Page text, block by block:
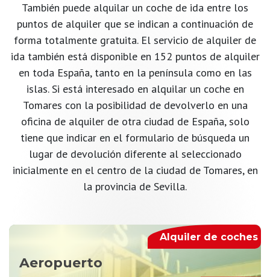
También puede alquilar un coche de ida entre los
puntos de alquiler que se indican a continuación de
forma totalmente gratuita. El servicio de alquiler de
ida también está disponible en 152 puntos de alquiler
en toda España, tanto en la península como en las
islas. Si está interesado en alquilar un coche en
Tomares con la posibilidad de devolverlo en una
oficina de alquiler de otra ciudad de España, solo
tiene que indicar en el formulario de búsqueda un
lugar de devolución diferente al seleccionado
inicialmente en el centro de la ciudad de Tomares, en
la provincia de Sevilla.
Aeropuerto
Alquiler de coches